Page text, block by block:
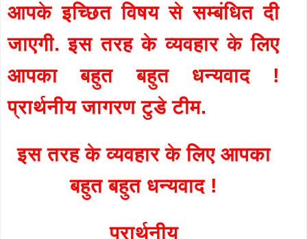
आपके इच्छित विषय से सम्बंधित दी
जाएगी. इस तरह के व्यवहार के लिए
आपका बहुत बहुत धन्यवाद !
प्रार्थनीय जागरण टुडे टीम.
इस तरह के व्यवहार के लिए आपका
बहुत बहुत धन्यवाद !
प्रार्थनीय